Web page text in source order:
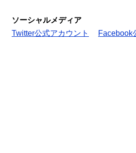
ソーシャルメディア
Twitter公式アカウント
Facebook